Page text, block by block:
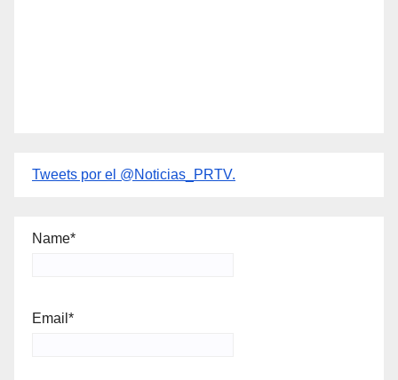
Tweets por el @Noticias_PRTV.
Name*
Email*